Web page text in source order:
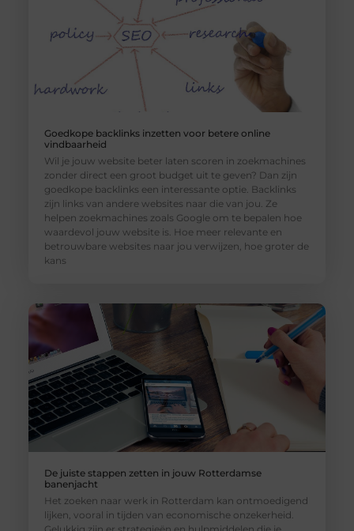
Goedkope backlinks inzetten voor betere online
vindbaarheid
Wil je jouw website beter laten scoren in zoekmachines
zonder direct een groot budget uit te geven? Dan zijn
goedkope backlinks een interessante optie. Backlinks
zijn links van andere websites naar die van jou. Ze
helpen zoekmachines zoals Google om te bepalen hoe
waardevol jouw website is. Hoe meer relevante en
betrouwbare websites naar jou verwijzen, hoe groter de
kans
De juiste stappen zetten in jouw Rotterdamse
banenjacht
Het zoeken naar werk in Rotterdam kan ontmoedigend
lijken, vooral in tijden van economische onzekerheid.